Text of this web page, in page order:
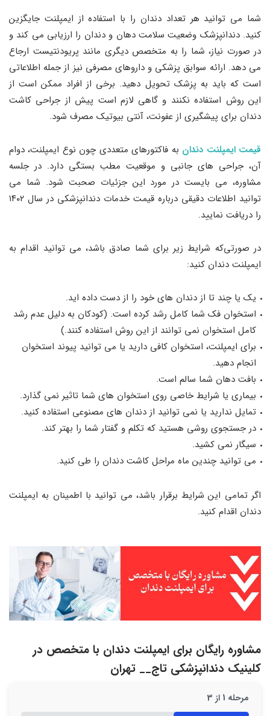
شما می ‌توانید هر تعداد دندان را با استفاده از ایمپلنت جایگزین
کنید. دندانپزشک وضعیت سلامت دهان و دندان را ارزیابی می ‌کند و
در صورت نیاز، شما را به متخصص دیگری مانند پریودنتیست ارجاع
می ‌دهد. ارائه سوابق پزشکی و داروهای مصرفی نیز از جمله اطلاعاتی
است که باید به پزشک تحویل دهید. برخی از افراد ممکن است از
این روش استفاده نکنند و گاهی لازم است پیش از جراحی کاشت
دندان برای پیشگیری از عفونت، آنتی ‌بیوتیک مصرف شود.
قیمت ایمپلنت دندان به فاکتورهای متعددی چون نوع ایمپلنت، دوام
آن، جراحی ‌های جانبی و موقعیت مطب بستگی دارد. در جلسه
مشاوره، می ‌بایست در مورد این جزئیات صحبت شود. شما می‌
توانید اطلاعات دقیقی درباره قیمت خدمات دندانپزشکی در سال ۱۴۰۲
را دریافت نمایید.
در صورتی‌که شرایط زیر برای شما صادق باشد، می ‌توانید اقدام به
ایمپلنت دندان کنید:
یک یا چند تا از دندان های خود را از دست داده ‌اید.
استخوان فک شما کامل رشد کرده است. (کودکان به دلیل عدم رشد
کامل استخوان نمی ‌توانند از این روش استفاده کنند.)
برای ایمپلنت، استخوان کافی دارید یا می ‌توانید پیوند استخوان
انجام دهید.
بافت دهان شما سالم است.
بیماری یا شرایط خاصی روی استخوان‌ های شما تاثیر نمی‌ گذارد.
تمایل ندارید یا نمی ‌توانید از دندان ‌های مصنوعی استفاده کنید.
در جستجوی روشی هستید که تکلم و گفتار شما را بهتر کند.
سیگار نمی‌ کشید.
می‌ توانید چندین ماه مراحل کاشت دندان را طی کنید.
اگر تمامی این شرایط برقرار باشد، می‌ توانید با اطمینان به ایمپلنت
دندان اقدام کنید.
مشاوره رایگان برای ایمپلنت دندان با متخصص در
کلینیک دندانپزشکی تاج__ تهران
مرحله 1 از 3